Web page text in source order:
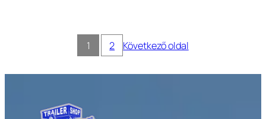
1 2 Következő oldal